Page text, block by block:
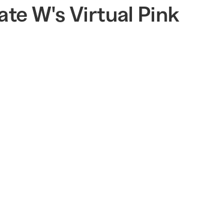
W's Virtual Pink